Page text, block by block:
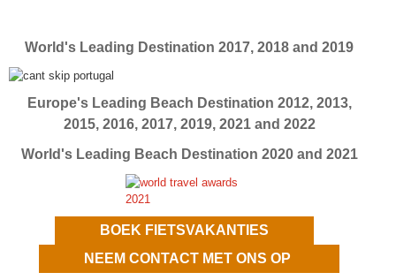
World's Leading Destination 2017, 2018 and 2019
Europe's Leading Beach Destination 2012, 2013,
2015, 2016, 2017, 2019, 2021 and 2022
World's Leading Beach Destination 2020 and 2021
BOEK FIETSVAKANTIES
NEEM CONTACT MET ONS OP